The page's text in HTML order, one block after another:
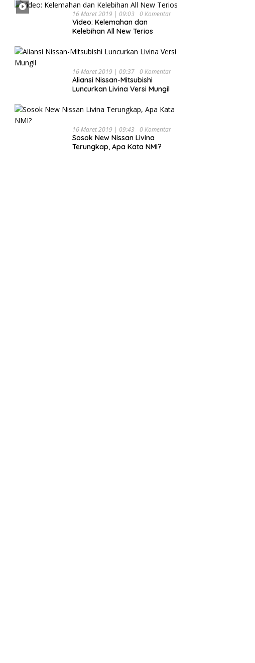
16 Maret 2019 | 09:03 0 Komentar
Video: Kelemahan dan
Kelebihan All New Terios
16 Maret 2019 | 09:37 0 Komentar
Aliansi Nissan-Mitsubishi
Luncurkan Livina Versi Mungil
16 Maret 2019 | 09:43 0 Komentar
Sosok New Nissan Livina
Terungkap, Apa Kata NMI?